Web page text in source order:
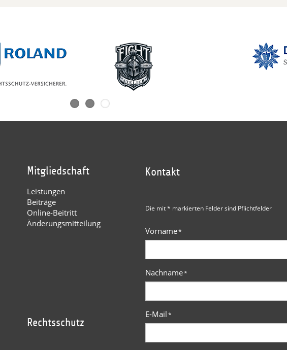
Mitgliedschaft
Leistungen
Beiträge
Online-Beitritt
Änderungsmitteilung
Rechtsschutz
Kontakt
Die mit * markierten Felder sind Pflichtfelder
Vorname*
Nachname*
E-Mail*